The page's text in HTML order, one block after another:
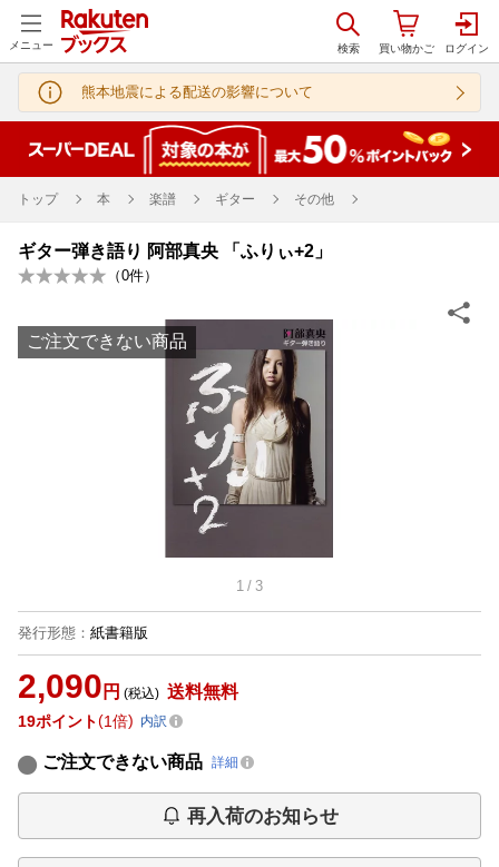
メニュー
熊本地震による配送の影響について
トップ 本 楽譜 ギター その他
ギター弾き語り 阿部真央 「ふりぃ+2」
（0件）
ご注文できない商品
1 / 3
発行形態 ： 紙書籍版
2,090 円 (税込) 送料無料
19ポイント 1倍 内訳
ご注文できない商品 詳細
再入荷のお知らせ